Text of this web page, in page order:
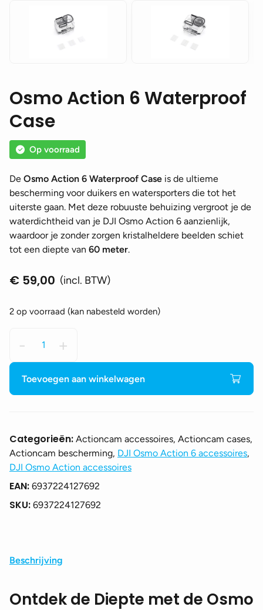
Osmo Action 6 Waterproof
Case
Op voorraad
De Osmo Action 6 Waterproof Case is de ultieme
bescherming voor duikers en watersporters die tot het
uiterste gaan. Met deze robuuste behuizing vergroot je de
waterdichtheid van je DJI Osmo Action 6 aanzienlijk,
waardoor je zonder zorgen kristalheldere beelden schiet
tot een diepte van 60 meter.
€ 59,00 (incl. BTW)
2 op voorraad (kan nabesteld worden)
-
Action
6
Waterproof
Case
+
Toevoegen aan winkelwagen
Categorieën: Actioncam accessoires, Actioncam cases,
Actioncam bescherming, DJI Osmo Action 6 accessoires,
DJI Osmo Action accessoires
EAN: 6937224127692
SKU: 6937224127692
Beschrijving
Ontdek de Diepte met de Osmo